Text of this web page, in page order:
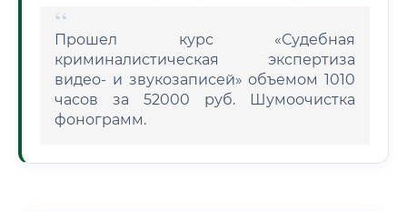
Прошел курс «Судебная
криминалистическая экспертиза
видео- и звукозаписей» объемом 1010
часов за 52000 руб. Шумоочистка
фонограмм.